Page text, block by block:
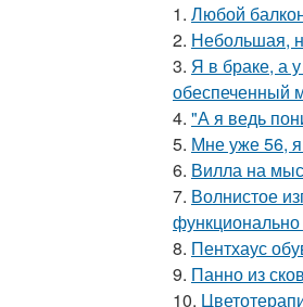
1. Любой
2. Небольшая,
3. Я в браке, а
обеспеченный
4. "А я ведь
5. Мне уже 56, я
6. Вилла на
7. Волнистое
8. Пентхаус
9. Панно из
10.